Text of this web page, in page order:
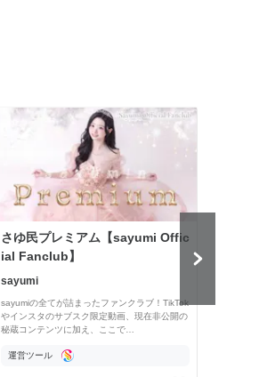
さゆ民プレミアム【sayumi Offic
ial Fanclub】
sayumi
sayumiの全てが詰まったファンクラブ！TikTok
やインスタのサブスク限定動画、現在非公開の
秘蔵コンテンツに加え、ここで…
運営ツール